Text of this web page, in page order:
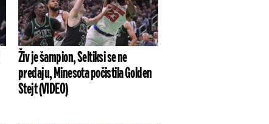
Živ je šampion, Seltiksi se ne
predaju, Minesota počistila Golden
Stejt (VIDEO)